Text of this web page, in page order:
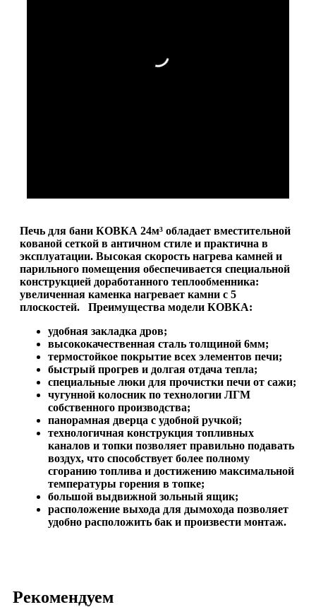
Печь для бани КОВКА 24м³ обладает вместительной
кованой сеткой в античном стиле и практична в
эксплуатации. Высокая скорость нагрева камней и
парильного помещения обеспечивается специальной
конструкцией доработанного теплообменника:
увеличенная каменка нагревает камни с 5
плоскостей. Преимущества модели КОВКА:
удобная закладка дров;
высококачественная сталь толщиной 6мм;
термостойкое покрытие всех элементов печи;
быстрый прогрев и долгая отдача тепла;
специальные люки для прочистки печи от сажи;
чугунной колосник по технологии ЛГМ
собственного производства;
панорамная дверца с удобной ручкой;
технологичная конструкция топливных
каналов и топки позволяет правильно подавать
воздух, что способствует более полному
сгоранию топлива и достижению максимальной
температуры горения в топке;
большой выдвижной зольный ящик;
расположение выхода для дымохода позволяет
удобно расположить бак и произвести монтаж.
Рекомендуем